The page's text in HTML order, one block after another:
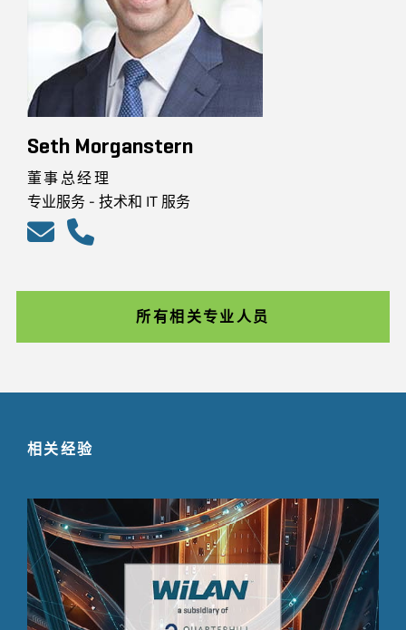
Seth Morganstern
董事总经理
专业服务 - 技术和 IT 服务
所有相关专业人员
相关经验